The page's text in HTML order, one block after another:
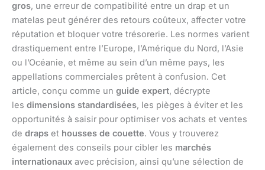
gros, une erreur de compatibilité entre un drap et un
matelas peut générer des retours coûteux, affecter votre
réputation et bloquer votre trésorerie. Les normes varient
drastiquement entre l’Europe, l’Amérique du Nord, l’Asie
ou l’Océanie, et même au sein d’un même pays, les
appellations commerciales prêtent à confusion. Cet
article, conçu comme un guide expert, décrypte
les dimensions standardisées, les pièges à éviter et les
opportunités à saisir pour optimiser vos achats et ventes
de draps et housses de couette. Vous y trouverez
également des conseils pour cibler les marchés
internationaux avec précision, ainsi qu’une sélection de